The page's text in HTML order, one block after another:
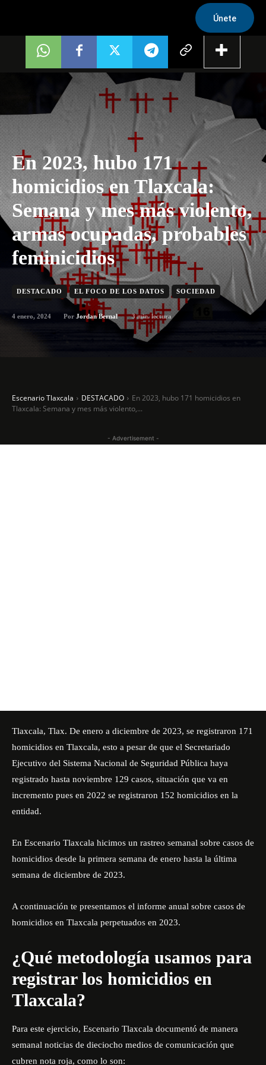
Únete
En 2023, hubo 171
homicidios en Tlaxcala:
Semana y mes más violento,
armas ocupadas, probables
feminicidios
DESTACADO EL FOCO DE LOS DATOS SOCIEDAD
4 enero, 2024 Por Jordan Bernal 3min. lectura
Escenario Tlaxcala DESTACADO
En 2023, hubo 171 homicidios en
Tlaxcala: Semana y mes más violento,...
- Advertisement -
Tlaxcala, Tlax. De enero a diciembre de 2023, se registraron 171
homicidios en Tlaxcala, esto a pesar de que el Secretariado
Ejecutivo del Sistema Nacional de Seguridad Pública haya
registrado hasta noviembre 129 casos, situación que va en
incremento pues en 2022 se registraron 152 homicidios en la
entidad.
En Escenario Tlaxcala hicimos un rastreo semanal sobre casos de
homicidios desde la primera semana de enero hasta la última
semana de diciembre de 2023.
A continuación te presentamos el informe anual sobre casos de
homicidios en Tlaxcala perpetuados en 2023.
¿Qué metodología usamos para
registrar los homicidios en
Tlaxcala?
Para este ejercicio, Escenario Tlaxcala documentó de manera
semanal noticias de dieciocho medios de comunicación que
cubren nota roja, como lo son: